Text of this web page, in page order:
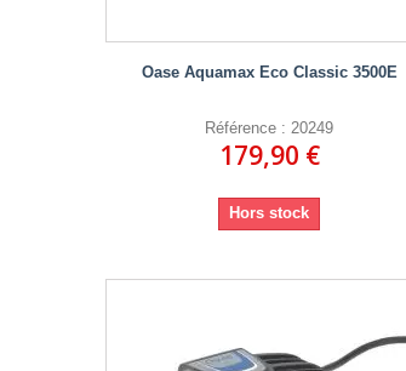
Oase Aquamax Eco Classic 3500E
Référence : 20249
179,90 €
Hors stock